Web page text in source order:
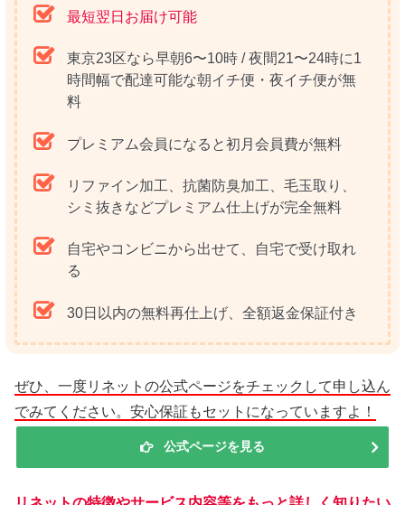
最短翌日お届け可能
東京23区なら早朝6〜10時 / 夜間21〜24時に1
時間幅で配達可能な朝イチ便・夜イチ便が無
料
プレミアム会員になると初月会員費が無料
リファイン加工、抗菌防臭加工、毛玉取り、
シミ抜きなどプレミアム仕上げが完全無料
自宅やコンビニから出せて、自宅で受け取れ
る
30日以内の無料再仕上げ、全額返金保証付き
ぜひ、一度リネットの公式ページをチェックして申し込ん
でみてください。安心保証もセットになっていますよ！
公式ページを見る